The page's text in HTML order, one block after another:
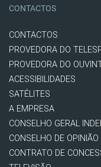
CONTACTOS
CONTACTOS
PROVEDORA DO
PROVEDORA DO
ACESSIBILIDADES
SATÉLITES
A EMPRESA
CONSELHO GERAL
CONSELHO DE OPINIÃO
CONTRATO DE